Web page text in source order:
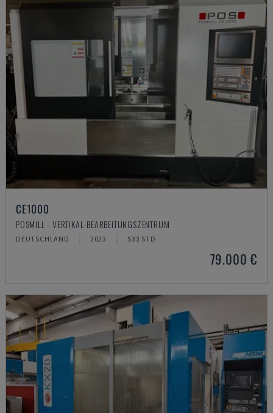
CE1000
POSMILL - VERTIKAL-BEARBEITUNGSZENTRUM
DEUTSCHLAND 2023 533 STD
79.000 €